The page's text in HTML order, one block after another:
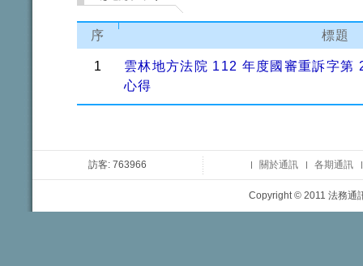
序 標題
1
雲林地方法院 112 年度國審重訴字第
心得
訪客: 763966 關於通訊 各期通訊
Copyright © 2011 法務